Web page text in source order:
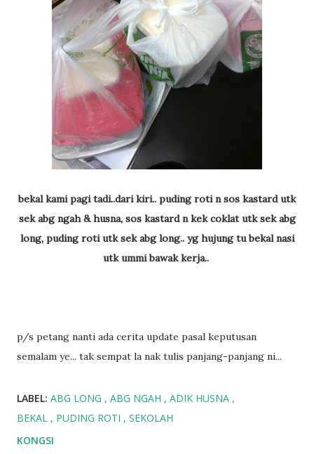
bekal kami pagi tadi..dari kiri.. puding roti n sos kastard utk
sek abg ngah & husna, sos kastard n kek coklat utk sek abg
long, puding roti utk sek abg long.. yg hujung tu bekal nasi
utk ummi bawak kerja..
p/s petang nanti ada cerita update pasal keputusan
semalam ye... tak sempat la nak tulis panjang-panjang ni...
LABEL: ABG LONG ABG NGAH
ADIK HUSNA
BEKAL
PUDING ROTI
SEKOLAH
KONGSI